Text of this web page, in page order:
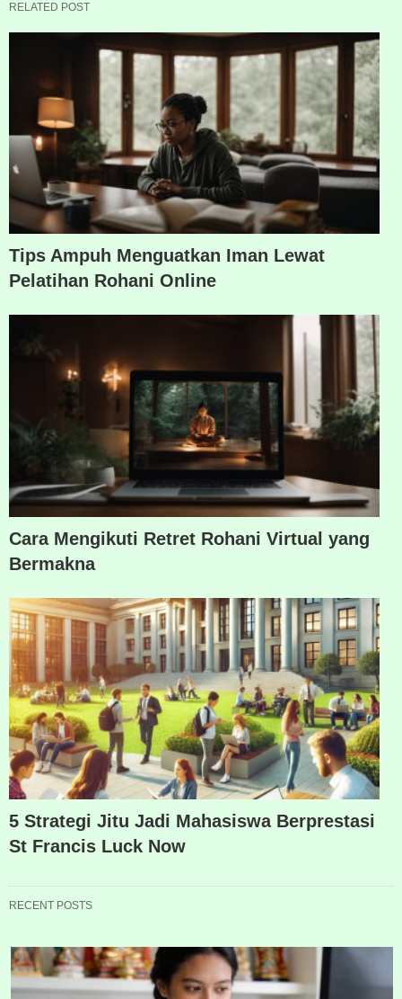
RELATED POST
Tips Ampuh Menguatkan Iman Lewat
Pelatihan Rohani Online
Cara Mengikuti Retret Rohani Virtual yang
Bermakna
5 Strategi Jitu Jadi Mahasiswa Berprestasi
St Francis Luck Now
RECENT POSTS